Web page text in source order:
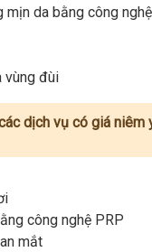
da bằng công
vùng đùi
dịch vụ có giá niêm
công nghệ PRP
mắt